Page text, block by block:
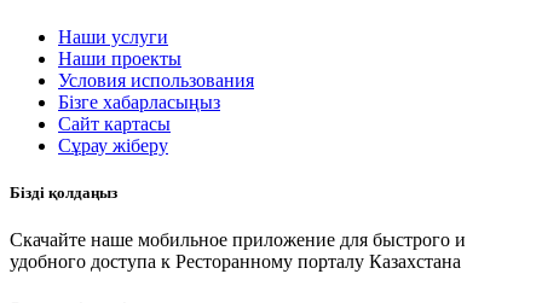
Наши услуги
Наши проекты
Условия использования
Бізге хабарласыңыз
Сайт картасы
Сұрау жіберу
Бізді қолдаңыз
Скачайте наше мобильное приложение для быстрого и
удобного доступа к Ресторанному порталу Казахстана